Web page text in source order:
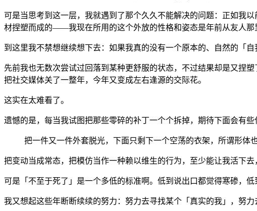
可是当思考到这一层，我就遇到了那个久久不能解决的问题：正如我
材捏塑而成的——我现在所用的这个外放的性格和姿态是年前从友人那
到这里我不禁想继续想下去：如果我真的没有一个原本的、自然的「
先前我也无数次尝试过回落到某种更舒服的状态，不过结果却是又捏
把社交媒体关了一整年，今年又变成左右逢源的交际花。
这实在太难看了。
遗憾的是，每当我试图把那些零碎的补丁一个个拆掉，期待下面会有
把一件又一件外套脱光，下面只剩下一个空荡的衣架，所谓形体
把变动当成常态，把模仿当作一种赖以维生的行为，至少能让我活下
可是「不至于死了」是一个多低的标准啊。低到说出口都觉得寒碜，低
我又想起这些年断断续续的努力：努力去寻找某个「真实的我」，努